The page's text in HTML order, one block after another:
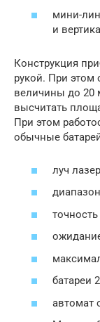
мини-
и
Конструкция
рукой. При
величины до 20
высчитать
При этом
обычные
луч
батареи
автомат